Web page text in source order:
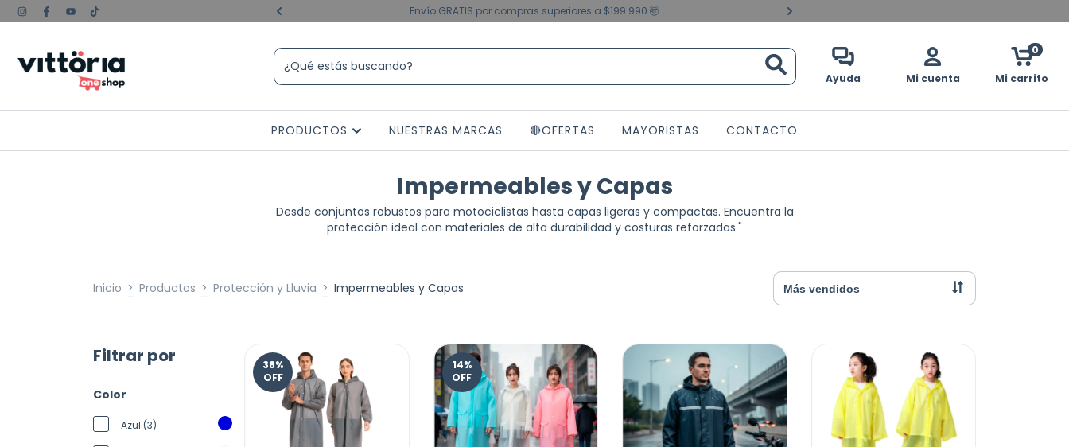
experiencia💪🏼😎 Envío GRATIS por compras superiores a $199.990 🤯
Ayuda Mi cuenta Mi carrito
0
PRODUCTOS NUESTRAS MARCAS 🔴OFERTAS MAYORISTAS CONTACTO
Impermeables y Capas
Desde conjuntos robustos para motociclistas hasta capas ligeras y compactas. Encuentra la
protección ideal con materiales de alta durabilidad y costuras reforzadas."
Inicio > Productos > Protección y Lluvia > Impermeables y Capas
Filtrar por
Color
Azul (3)
38%
OFF
14%
OFF